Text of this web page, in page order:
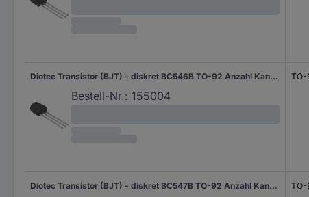
Diotec Transistor (BJT) - diskret BC546B TO-92 Anzahl Kanäle 1 NPN
Bestell-Nr.: 155004
TO-
Diotec Transistor (BJT) - diskret BC547B TO-92 Anzahl Kanäle 1 NPN TO-